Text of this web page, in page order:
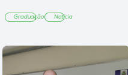
Graduação Notícia